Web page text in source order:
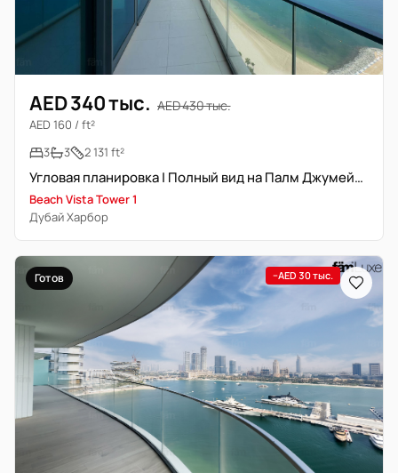
AED 340 тыс. AED 430 тыс.
AED 160 / ft²
3
3 2 131 ft²
Угловая планировка | Полный вид на Палм Джумейра
Beach Vista Tower 1
Дубай Харбор
Готов −AED 30 тыс.